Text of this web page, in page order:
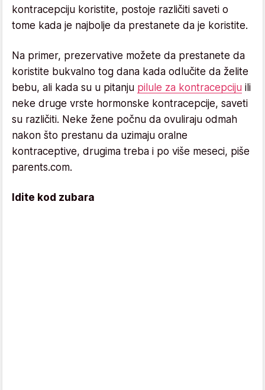
kontracepciju koristite, postoje različiti saveti o
tome kada je najbolje da prestanete da je koristite.
Na primer, prezervative možete da prestanete da
koristite bukvalno tog dana kada odlučite da želite
bebu, ali kada su u pitanju pilule za kontracepciju ili
neke druge vrste hormonske kontracepcije, saveti
su različiti. Neke žene počnu da ovuliraju odmah
nakon što prestanu da uzimaju oralne
kontraceptive, drugima treba i po više meseci, piše
parents.com.
Idite kod zubara